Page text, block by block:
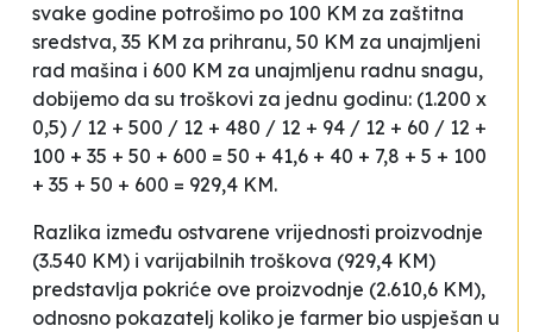
svake godine potrošimo po 100 KM za zaštitna
sredstva, 35 KM za prihranu, 50 KM za unajmljeni
rad mašina i 600 KM za unajmljenu radnu snagu,
dobijemo da su troškovi za jednu godinu: (1.200 x
0,5) / 12 + 500 / 12 + 480 / 12 + 94 / 12 + 60 / 12 +
100 + 35 + 50 + 600 = 50 + 41,6 + 40 + 7,8 + 5 + 100
+ 35 + 50 + 600 = 929,4 KM.
Razlika između ostvarene vrijednosti proizvodnje
(3.540 KM) i varijabilnih troškova (929,4 KM)
predstavlja pokriće ove proizvodnje (2.610,6 KM),
odnosno pokazatelj koliko je farmer bio uspješan u